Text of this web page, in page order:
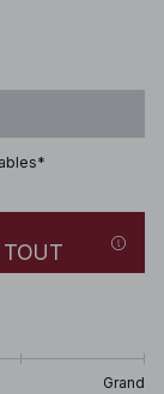
Grand